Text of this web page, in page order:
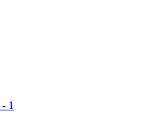
- 1